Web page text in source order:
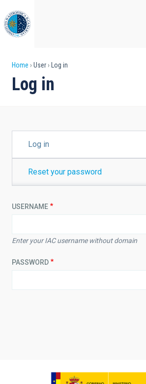
to
main
content
Breadcrumb
Home User Log in
Log in
TABSLog in
Reset your password
USERNAME
Enter your IAC username without domain
PASSWORD